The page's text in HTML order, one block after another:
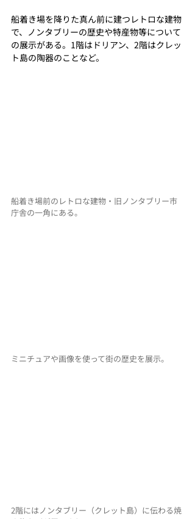
船着き場を降りた真ん前に建つレトロな建物
で、ノンタブリーの歴史や特産物等について
の展示がある。1階はドリアン、2階はクレッ
ト島の陶器のことなど。
船着き場前のレトロな建物・旧ノンタブリー市
庁舎の一角にある。
ミニチュアや画像を使って街の歴史を展示。
2階にはノンタブリー（クレット島）に伝わる焼